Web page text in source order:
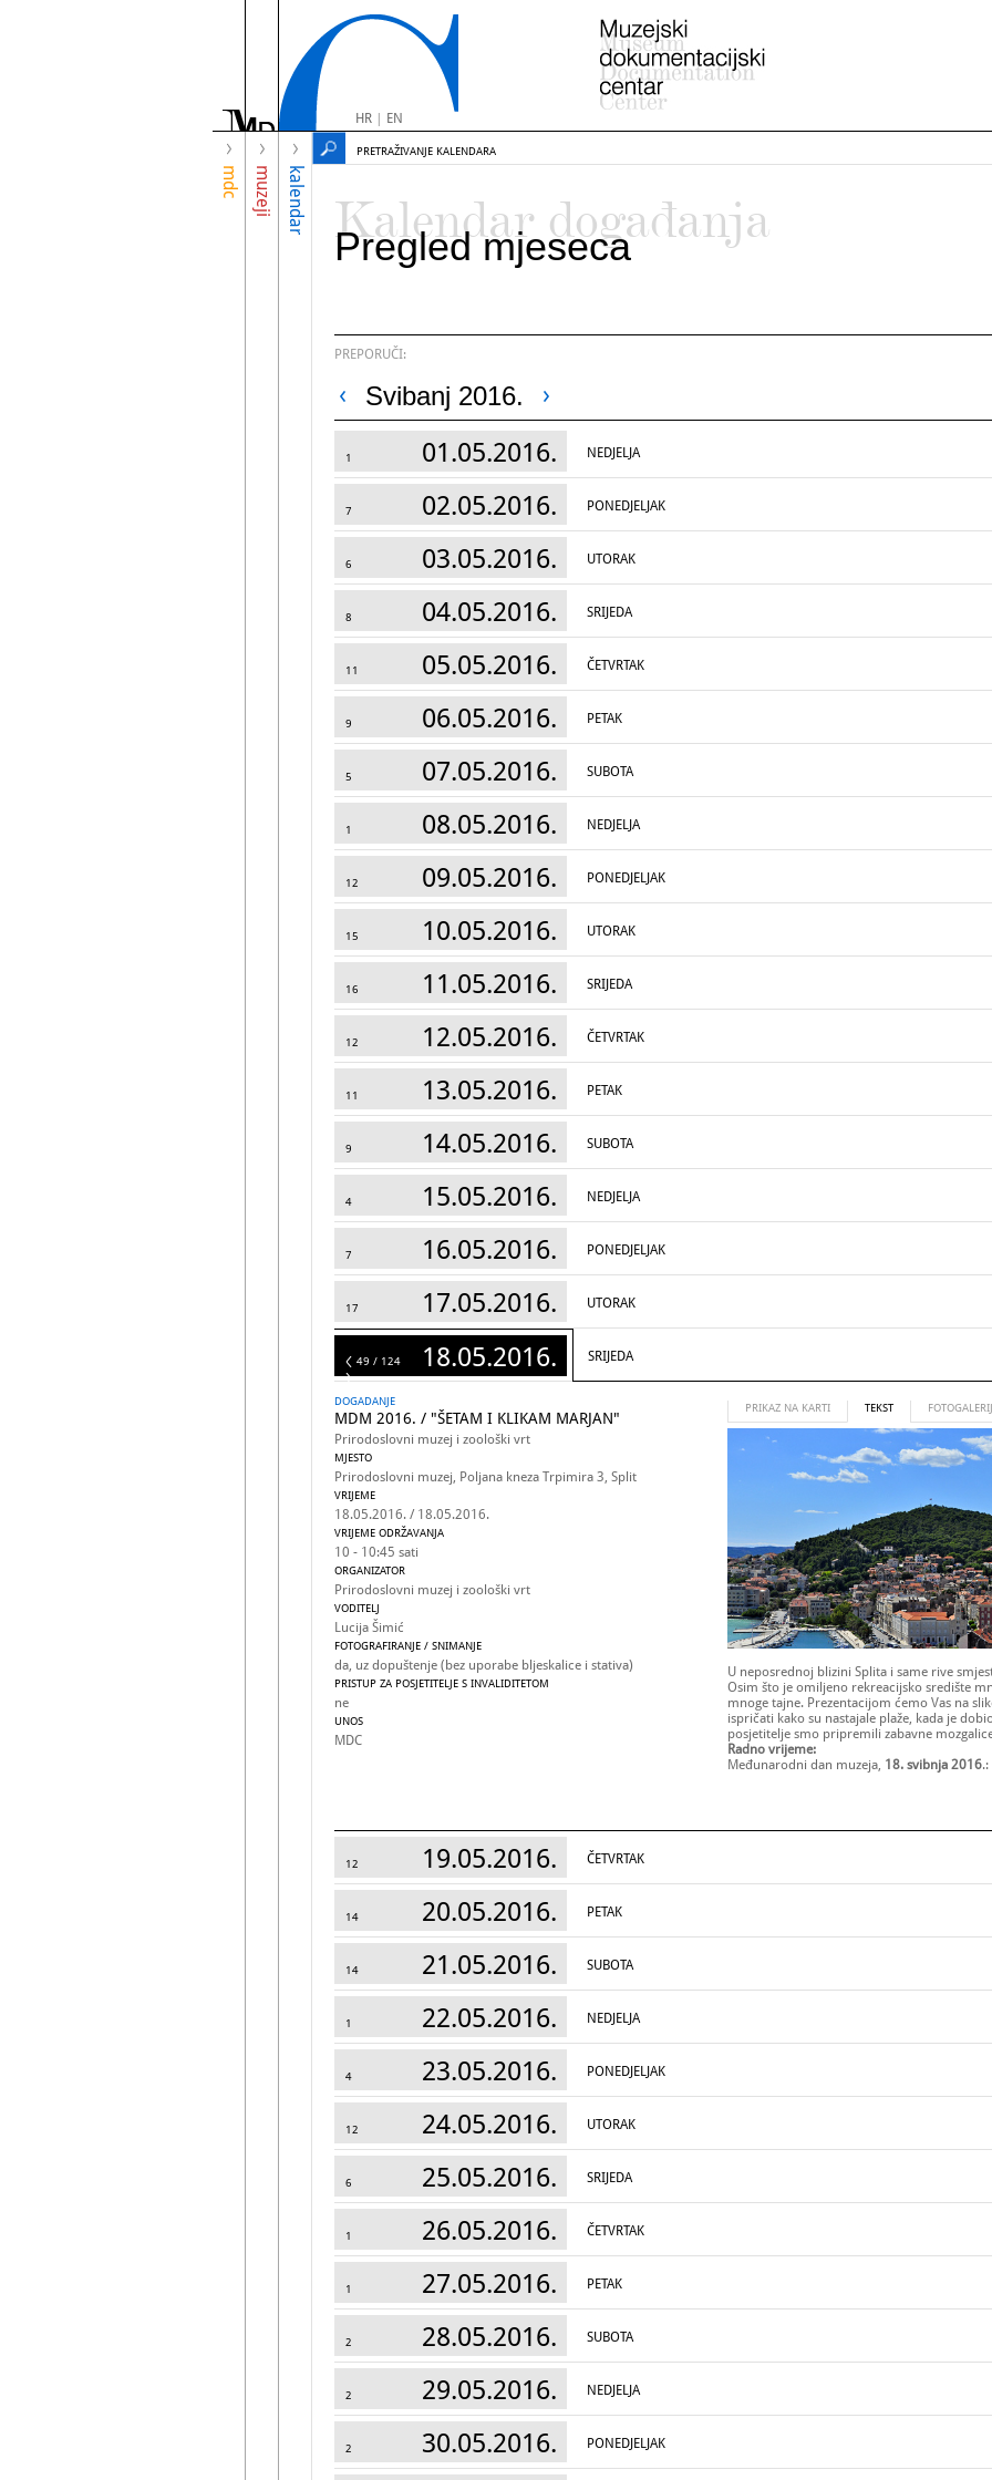
HR| EN
mdc muzeji kalendar
PRETRAŽIVANJE KALENDARA
Kalendar događanja
Pregled mjeseca
PREPORUČI:
Svibanj 2016.
1 01.05.2016. NEDJELJA
7 02.05.2016. PONEDJELJAK
6 03.05.2016. UTORAK
8 04.05.2016. SRIJEDA
11 05.05.2016. ČETVRTAK
9 06.05.2016. PETAK
5 07.05.2016. SUBOTA
1 08.05.2016. NEDJELJA
12 09.05.2016. PONEDJELJAK
15 10.05.2016. UTORAK
16 11.05.2016. SRIJEDA
12 12.05.2016. ČETVRTAK
11 13.05.2016. PETAK
9 14.05.2016. SUBOTA
4 15.05.2016. NEDJELJA
7 16.05.2016. PONEDJELJAK
17 17.05.2016. UTORAK
124 18.05.2016. SRIJEDA
49 / 124
DOGADANJE
MDM 2016. / "ŠETAM I KLIKAM MARJAN"
Prirodoslovni muzej i zoološki vrt
MJESTO
Prirodoslovni muzej, Poljana kneza Trpimira 3, Split
VRIJEME
18.05.2016. / 18.05.2016.
VRIJEME ODRŽAVANJA
10 - 10:45 sati
ORGANIZATOR
Prirodoslovni muzej i zoološki vrt
VODITELJ
Lucija Šimić
FOTOGRAFIRANJE / SNIMANJE
da, uz dopuštenje (bez uporabe bljeskalice i stativa)
PRISTUP ZA POSJETITELJE S INVALIDITETOM
ne
UNOS
MDC
PRIKAZ NA KARTI TEKST
U neposrednoj blizini Splita i same rive
Osim što je omiljeno rekreacijsko središte
mnoge tajne. Prezentacijom ćemo Vas na
ispričati kako su nastajale plaže, kada je
posjetitelje smo pripremili zabavne
Radno vrijeme:
Međunarodni dan muzeja, 18. svibnja 2016
12 19.05.2016. ČETVRTAK
14 20.05.2016. PETAK
14 21.05.2016. SUBOTA
1 22.05.2016. NEDJELJA
4 23.05.2016. PONEDJELJAK
12 24.05.2016. UTORAK
6 25.05.2016. SRIJEDA
1 26.05.2016. ČETVRTAK
1 27.05.2016. PETAK
2 28.05.2016. SUBOTA
2 29.05.2016. NEDJELJA
2 30.05.2016. PONEDJELJAK